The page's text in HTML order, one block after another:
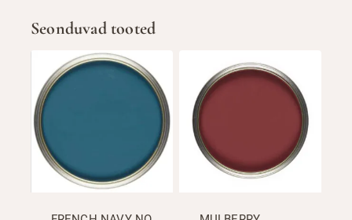
Seonduvad tooted